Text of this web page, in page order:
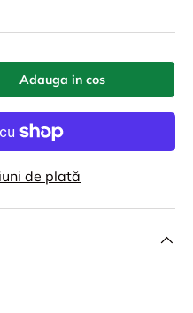
Adauga in cos
de plată